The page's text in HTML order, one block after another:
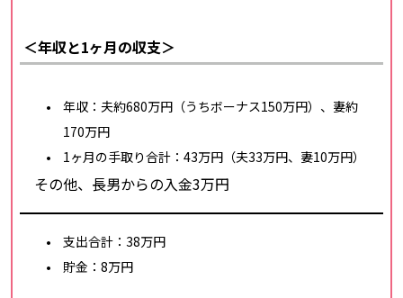
＜年収と1ヶ月の収支＞
年収：夫約680万円（うちボーナス150万円）、妻約
170万円
1ヶ月の手取り合計：43万円（夫33万円、妻10万円）
その他、長男からの入金3万円
支出合計：38万円
貯金：8万円